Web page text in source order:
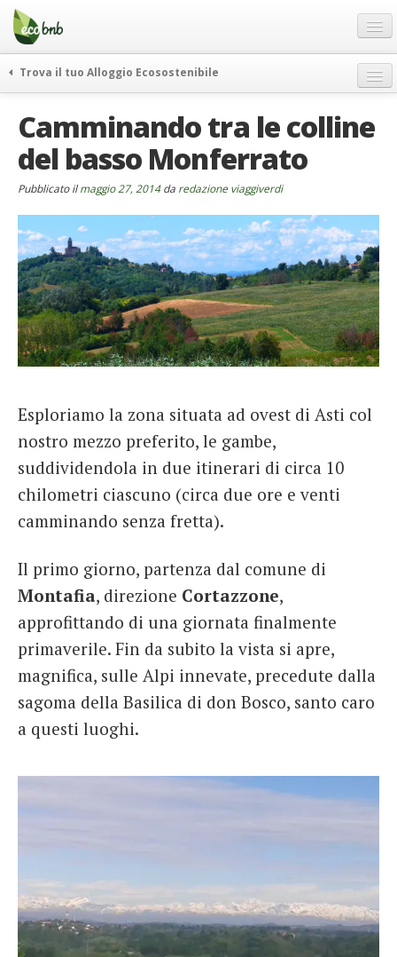
Menu
Salta
contenuto
Offerte Speciali
Regali
FAQ
Chi Siamo
Partner
Contatti
Italiano
German
English
French
Italiano
Trova il tuo Alloggio Ecosostenibile
itinerari
curiosità
vivere e viaggiare verde
ecohotel
rassegna stampa
Camminando tra le colline
del basso Monferrato
Pubblicato ilmaggio 27, 2014da redazione viaggiverdi
Esploriamo la zona situata ad ovest di Asti col
nostro mezzo preferito, le gambe,
suddividendola in due itinerari di circa 10
chilometri ciascuno (circa due ore e venti
camminando senza fretta).
Il primo giorno, partenza dal comune di
Montafia, direzione Cortazzone,
approfittando di una giornata finalmente
primaverile. Fin da subito la vista si apre,
magnifica, sulle Alpi innevate, precedute dalla
sagoma della Basilica di don Bosco, santo caro
a questi luoghi.